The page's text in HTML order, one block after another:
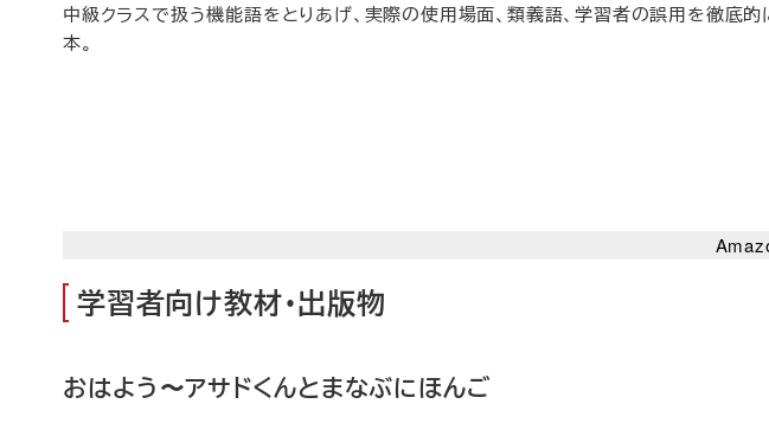
中級クラスで扱う機能語をとりあげ、実際の使用場面、類義語、学習者の誤用を徹底
本。
学習者向け教材・出版物
おはよう〜アサドくんとまなぶにほんご